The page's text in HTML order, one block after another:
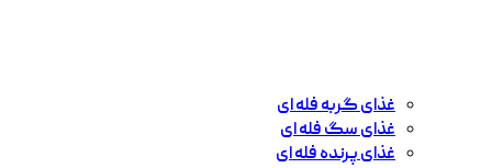
غذای گربه فله ای
غذای سگ فله ای
غذای پرنده فله ای